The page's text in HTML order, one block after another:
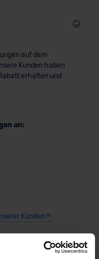
auf dem
Kunden haben
erhalten und
an:
Kunden